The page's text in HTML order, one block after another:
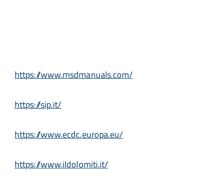
https://www.msdmanuals.com/
https://sip.it/
https://www.ecdc.europa.eu/
https://www.ildolomiti.it/